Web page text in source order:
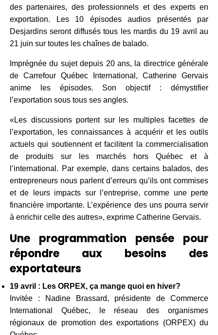
des partenaires, des professionnels et des experts en
exportation. Les 10 épisodes audios présentés par
Desjardins seront diffusés tous les mardis du 19 avril au
21 juin sur toutes les chaînes de balado.
Imprégnée du sujet depuis 20 ans, la directrice générale
de Carrefour Québec International, Catherine Gervais
anime les épisodes. Son objectif : démystifier
l’exportation sous tous ses angles.
«Les discussions portent sur les multiples facettes de
l’exportation, les connaissances à acquérir et les outils
actuels qui soutiennent et facilitent la commercialisation
de produits sur les marchés hors Québec et à
l’international. Par exemple, dans certains balados, des
entrepreneurs nous parlent d’erreurs qu’ils ont commises
et de leurs impacts sur l’entreprise, comme une perte
financière importante. L’expérience des uns pourra servir
à enrichir celle des autres», exprime Catherine Gervais.
Une programmation pensée pour
répondre aux besoins des
exportateurs
19 avril : Les ORPEX, ça mange quoi en hiver?
Invitée : Nadine Brassard, présidente de Commerce
International Québec, le réseau des organismes
régionaux de promotion des exportations (ORPEX) du